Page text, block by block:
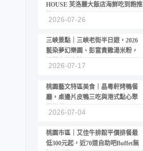
HOUSE 芙洛麗大飯店海鮮吃到飽推
2026-07-26
三峽景點｜三峽老街半日遊，2026
藍染夢幻樂園、彭富貴雞湯米粉，
2026-07-17
桃園藝文特區美食｜晶粵軒烤鴨餐
廳，桌邊片皮鴨三吃與港式點心聚
2026-07-04
桃園市區｜艾佳牛排館平價排餐最
低300元起，近70道自助吧Buffet無